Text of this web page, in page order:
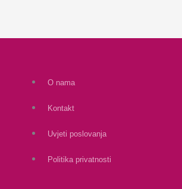
O nama
Kontakt
Uvjeti poslovanja
Politika privatnosti